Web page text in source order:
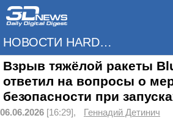
НОВОСТИ HARDWARE
Взрыв тяжёлой ракеты
ответил на вопросы о
безопасности при
06.06.2026 [16:29], Геннадий Детинич